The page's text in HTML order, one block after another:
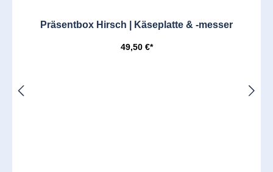
Präsentbox Hirsch | Käseplatte & -messer
49,50 €*